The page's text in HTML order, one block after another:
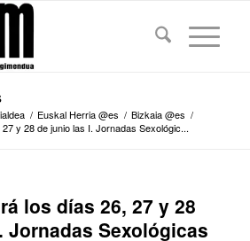
/ Euskal Herria @es / Bizkaia @es /
y 28 de junio las I. Jornadas Sexológic...
los días 26, 27 y 28
Jornadas Sexológicas